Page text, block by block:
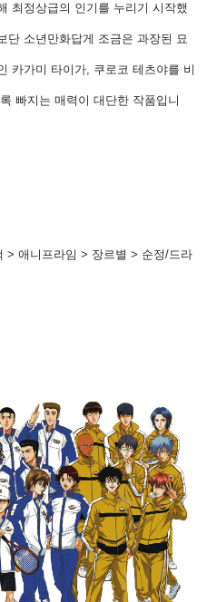
최정상급의 인기를 누리기 시작했
단 소년만화답게 조금은 과장된 묘
카가미 타이가, 쿠로코 테츠야를 비
빠지는 매력이 대단한 작품입니
> 애니프라임 > 장르별 > 순정/드라